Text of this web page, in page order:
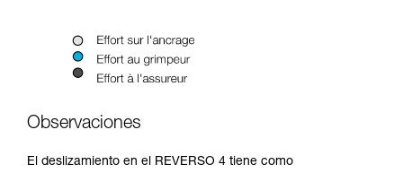
Observaciones
El deslizamiento en el REVERSO 4 tiene como